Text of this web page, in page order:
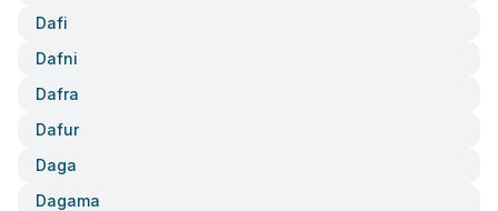
Dafi
Dafni
Dafra
Dafur
Daga
Dagama